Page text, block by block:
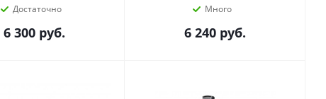
Достаточно
6 300 руб.
Много
6 240 руб.